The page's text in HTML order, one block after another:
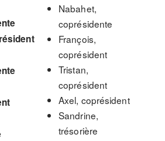
Nabahet,
coprésidente
François,
coprésident
Tristan,
coprésident
Axel, coprésident
Sandrine,
trésorière